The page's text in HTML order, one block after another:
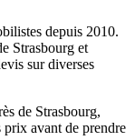
depuis 2010.
Strasbourg et
sur diverses
de Strasbourg,
prix avant de prendre